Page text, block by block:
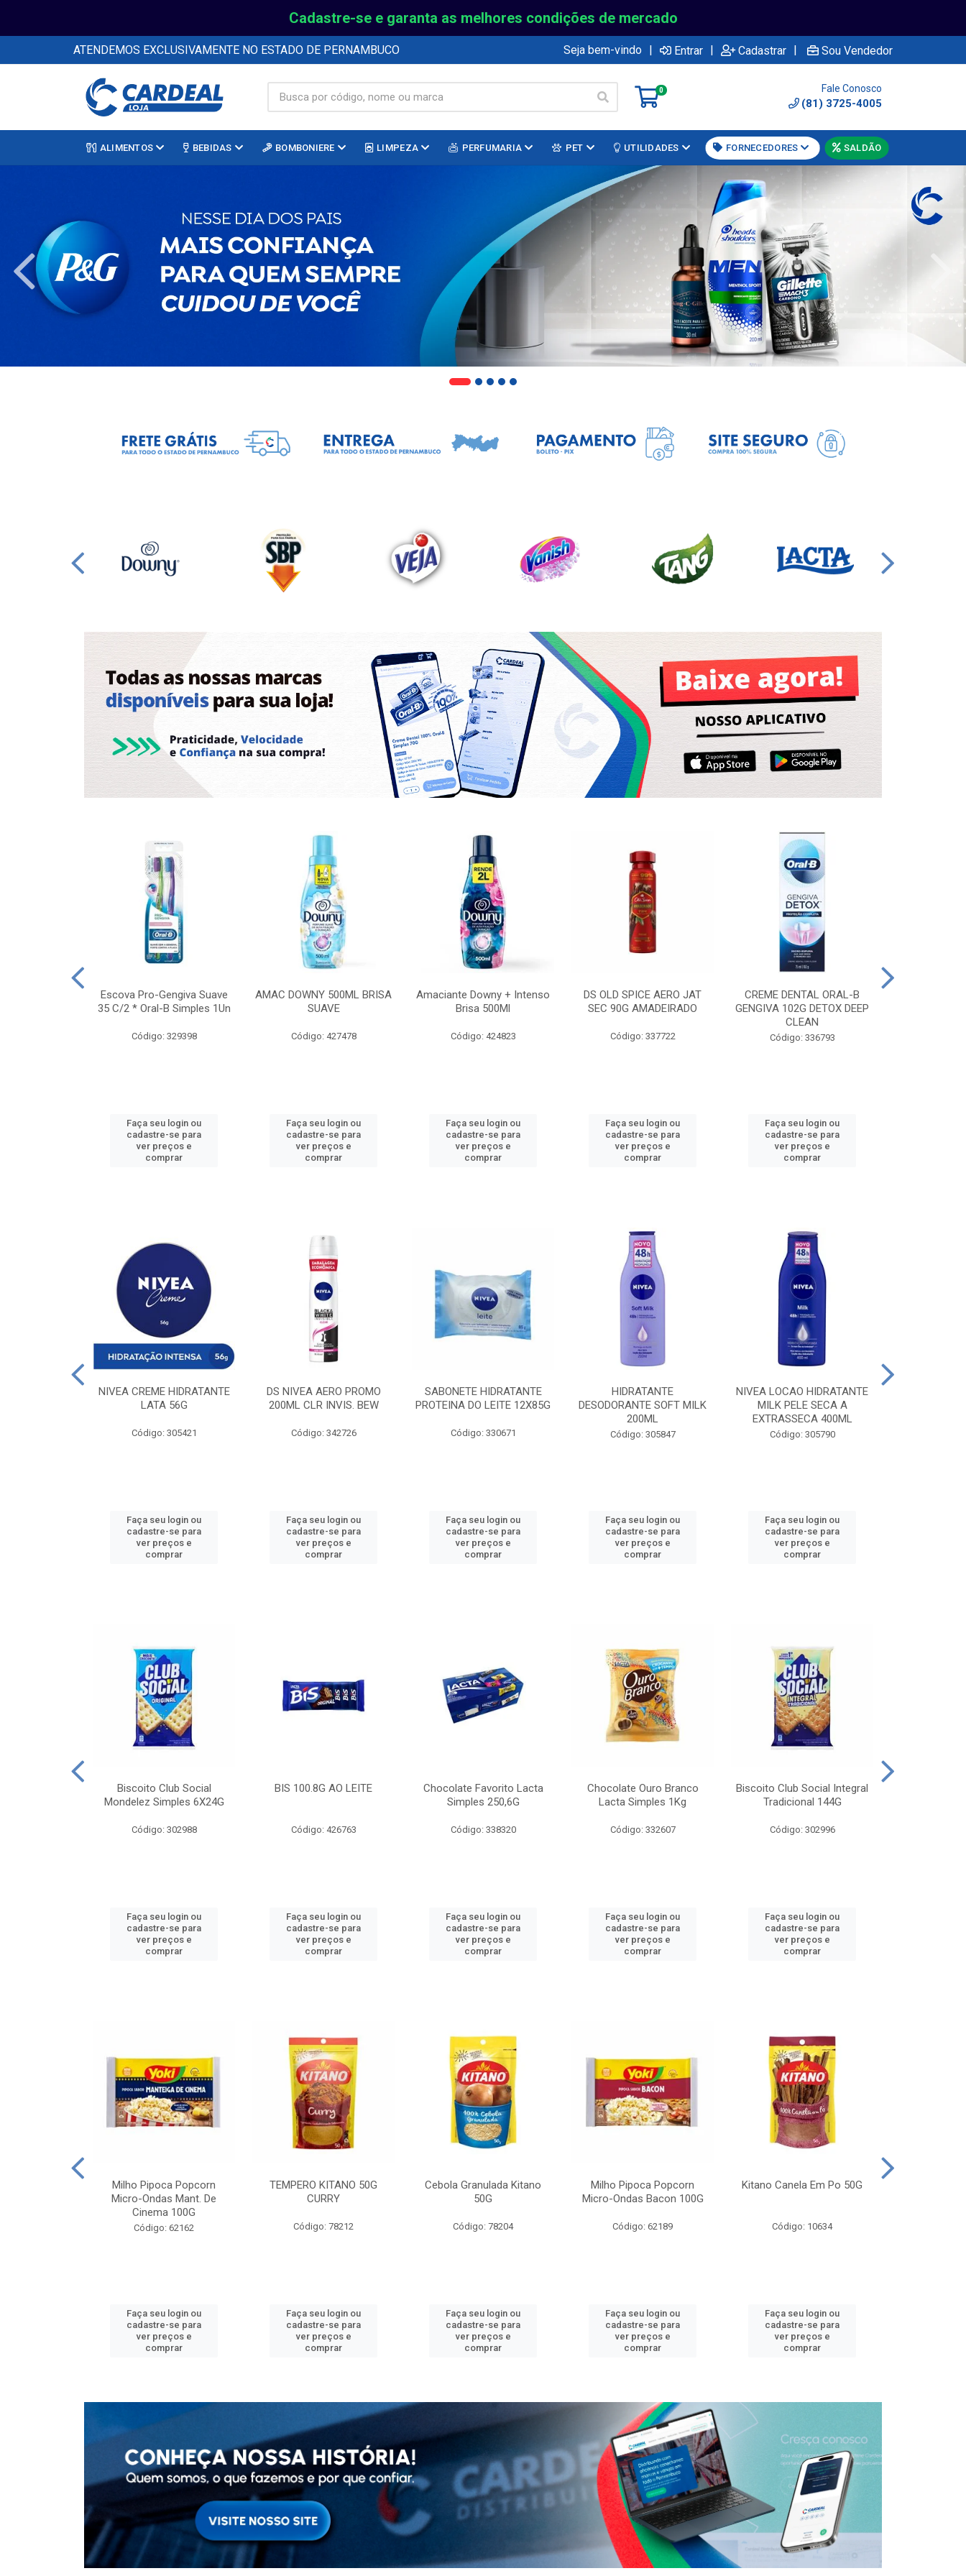
Cadastre-se e garanta as melhores condições de mercado
ATENDEMOS EXCLUSIVAMENTE NO ESTADO DE PERNAMBUCO Seja bem-vindo | Entrar | Cadastrar | Sou Vendedor
0 Fale Conosco
(81) 3725-4005
ALIMENTOS BEBIDAS BOMBONIERE LIMPEZA PERFUMARIA PET UTILIDADES FORNECEDORES SALDÃO
Escova Pro-Gengiva Suave
35 C/2 * Oral-B Simples 1Un
Código: 329398
Faça seu login ou
cadastre-se para
ver preços e
comprar
AMAC DOWNY 500ML BRISA
SUAVE
Código: 427478
Faça seu login ou
cadastre-se para
ver preços e
comprar
Amaciante Downy + Intenso
Brisa 500Ml
Código: 424823
Faça seu login ou
cadastre-se para
ver preços e
comprar
DS OLD SPICE AERO JAT
SEC 90G AMADEIRADO
Código: 337722
Faça seu login ou
cadastre-se para
ver preços e
comprar
CREME DENTAL ORAL-B
GENGIVA 102G DETOX DEEP
CLEAN
Código: 336793
Faça seu login ou
cadastre-se para
ver preços e
comprar
NIVEA CREME HIDRATANTE
LATA 56G
Código: 305421
Faça seu login ou
cadastre-se para
ver preços e
comprar
DS NIVEA AERO PROMO
200ML CLR INVIS. BEW
Código: 342726
Faça seu login ou
cadastre-se para
ver preços e
comprar
SABONETE HIDRATANTE
PROTEINA DO LEITE 12X85G
Código: 330671
Faça seu login ou
cadastre-se para
ver preços e
comprar
HIDRATANTE
DESODORANTE SOFT MILK
200ML
Código: 305847
Faça seu login ou
cadastre-se para
ver preços e
comprar
NIVEA LOCAO HIDRATANTE
MILK PELE SECA A
EXTRASSECA 400ML
Código: 305790
Faça seu login ou
cadastre-se para
ver preços e
comprar
Biscoito Club Social
Mondelez Simples 6X24G
Código: 302988
Faça seu login ou
cadastre-se para
ver preços e
comprar
BIS 100.8G AO LEITE
Código: 426763
Faça seu login ou
cadastre-se para
ver preços e
comprar
Chocolate Favorito Lacta
Simples 250,6G
Código: 338320
Faça seu login ou
cadastre-se para
ver preços e
comprar
Chocolate Ouro Branco
Lacta Simples 1Kg
Código: 332607
Faça seu login ou
cadastre-se para
ver preços e
comprar
Biscoito Club Social Integral
Tradicional 144G
Código: 302996
Faça seu login ou
cadastre-se para
ver preços e
comprar
Milho Pipoca Popcorn
Micro-Ondas Mant. De
Cinema 100G
Código: 62162
Faça seu login ou
cadastre-se para
ver preços e
comprar
TEMPERO KITANO 50G
CURRY
Código: 78212
Faça seu login ou
cadastre-se para
ver preços e
comprar
Cebola Granulada Kitano
50G
Código: 78204
Faça seu login ou
cadastre-se para
ver preços e
comprar
Milho Pipoca Popcorn
Micro-Ondas Bacon 100G
Código: 62189
Faça seu login ou
cadastre-se para
ver preços e
comprar
Kitano Canela Em Po 50G
Código: 10634
Faça seu login ou
cadastre-se para
ver preços e
comprar